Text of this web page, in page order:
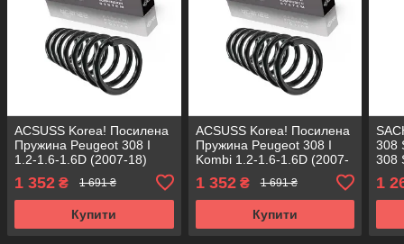
ACSUSS Korea! Посилена
Пружина Peugeot 308 I
1.2-1.6-1.6D (2007-18)
4066781 , RA3414 ,
993326 Аксусс Корея
1 352 ₴ 1 691 ₴
Купити
ACSUSS Korea! Посилена
Пружина Peugeot 308 I
Kombi 1.2-1.6-1.6D (2007-
Передня. 4066781 ,
RA3414 , 993326
1 352₴ 1 691 ₴
Купити
308
308
1